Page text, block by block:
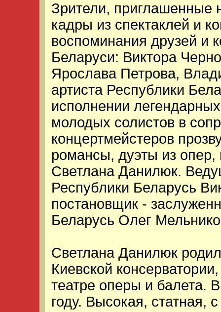
Зрители, приглашенные
кадры из спектаклей и
воспоминания друзей и
Беларуси: Виктора
Ярослава Петрова,
артиста Республики
исполнении
молодых солистов в
концертмейстеров
романсы, дуэты из
Светлана Данилюк.
Республики Беларусь
постановщик -
Беларусь Олег
Светлана Данилюк
Киевской
театре оперы и балета.
году. Высокая, статная,